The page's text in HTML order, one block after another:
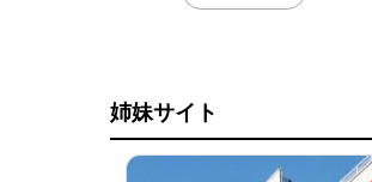
姉妹サイト